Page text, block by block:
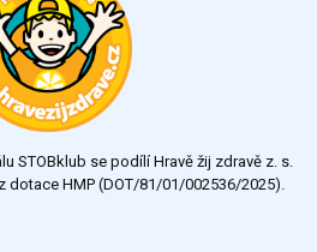
Všechny ankety
STOBklub se podílí Hravě žij zdravě z. s.
dotace HMP (DOT/81/01/002536/2025).